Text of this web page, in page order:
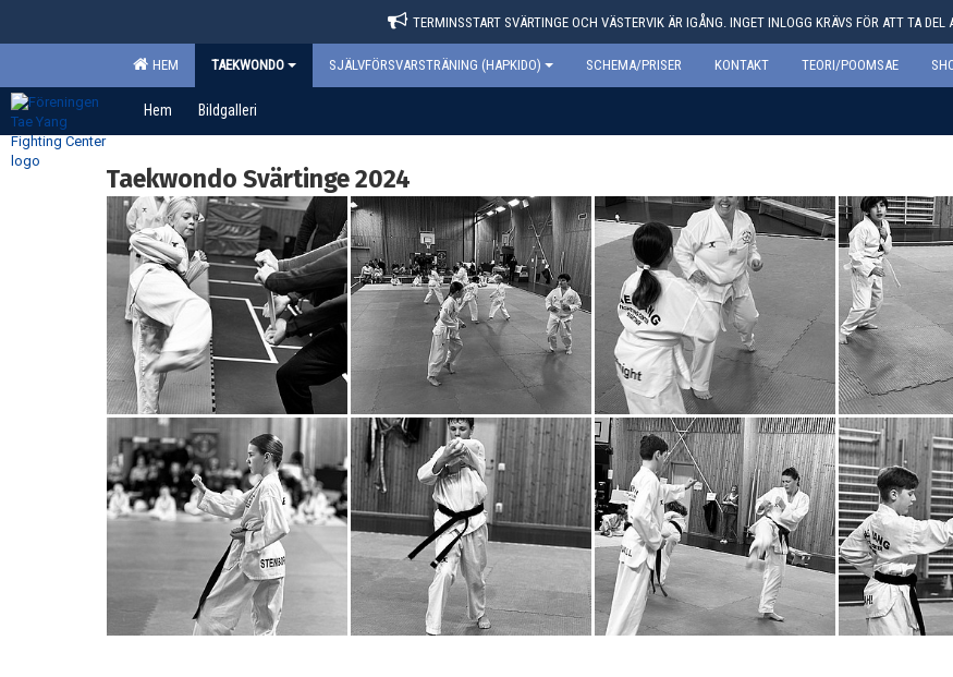
TERMINSSTART SVÄRTINGE OCH VÄSTERVIK ÄR IGÅNG. INGET INLOGG KRÄVS FÖR ATT TA
HEM TAEKWONDO SJÄLVFÖRSVARSTRÄNING (HAPKIDO) SCHEMA/PRISER KONTAKT TEORI/POOMSAE
Hem Bildgalleri
Taekwondo Svärtinge 2024